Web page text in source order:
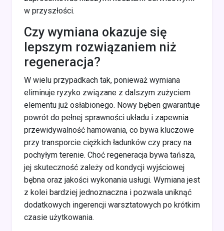
w przyszłości.
Czy wymiana okazuje się
lepszym rozwiązaniem niż
regeneracja?
W wielu przypadkach tak, ponieważ wymiana
eliminuje ryzyko związane z dalszym zużyciem
elementu już osłabionego. Nowy bęben gwarantuje
powrót do pełnej sprawności układu i zapewnia
przewidywalność hamowania, co bywa kluczowe
przy transporcie ciężkich ładunków czy pracy na
pochyłym terenie. Choć regeneracja bywa tańsza,
jej skuteczność zależy od kondycji wyjściowej
bębna oraz jakości wykonania usługi. Wymiana jest
z kolei bardziej jednoznaczna i pozwala uniknąć
dodatkowych ingerencji warsztatowych po krótkim
czasie użytkowania.